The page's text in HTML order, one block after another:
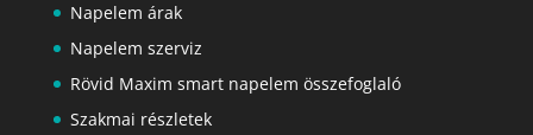
Napelem árak
Napelem szerviz
Rövid Maxim smart napelem összefoglaló
Szakmai részletek